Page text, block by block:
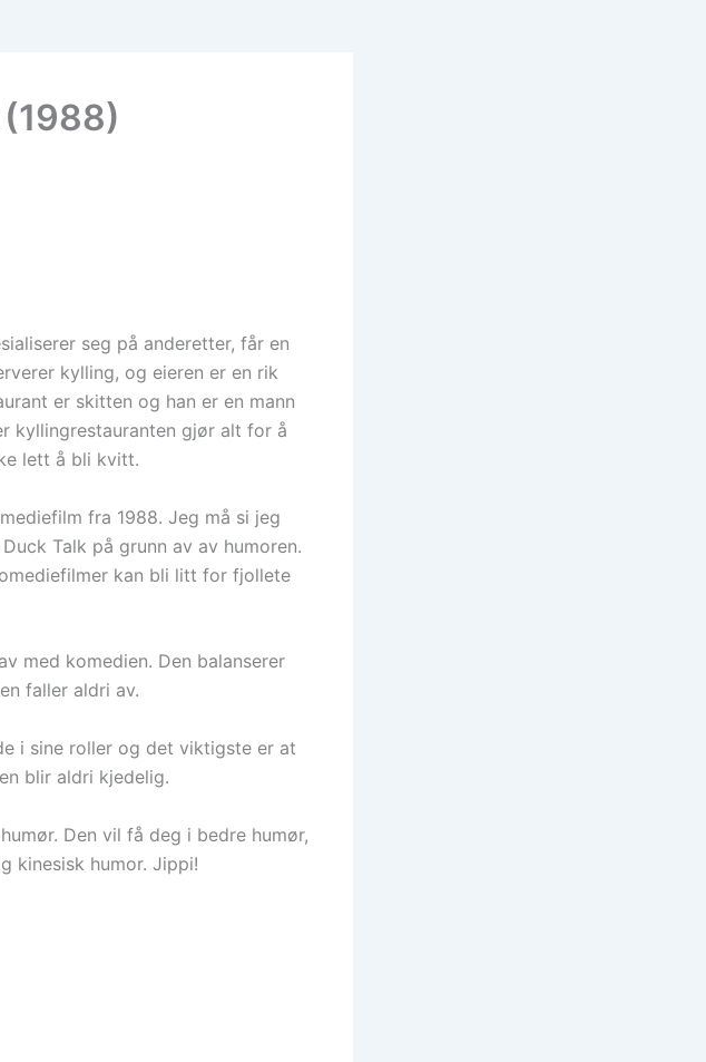
seg på anderetter, får en
kylling, og eieren er en rik
er skitten og han er en mann
kyllingrestauranten gjør alt for å
lett å bli kvitt.
fra 1988. Jeg må si jeg
Talk på grunn av av humoren.
kan bli litt for fjollete
med komedien. Den balanserer
faller aldri av.
i sine roller og det viktigste er at
blir aldri kjedelig.
Den vil få deg i bedre humør,
kinesisk humor. Jippi!